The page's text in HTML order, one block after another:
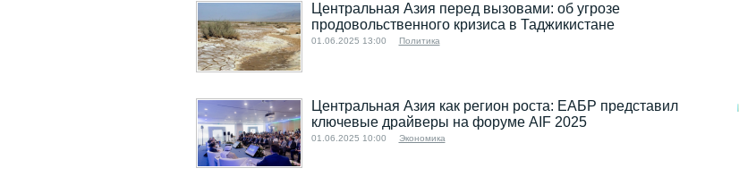
Центральная Азия перед вызовами: об угрозе
продовольственного кризиса в Таджикистане
01.06.2025 13:00 Политика
Центральная Азия как регион роста: ЕАБР представил
ключевые драйверы на форуме AIF 2025
01.06.2025 10:00 Экономика